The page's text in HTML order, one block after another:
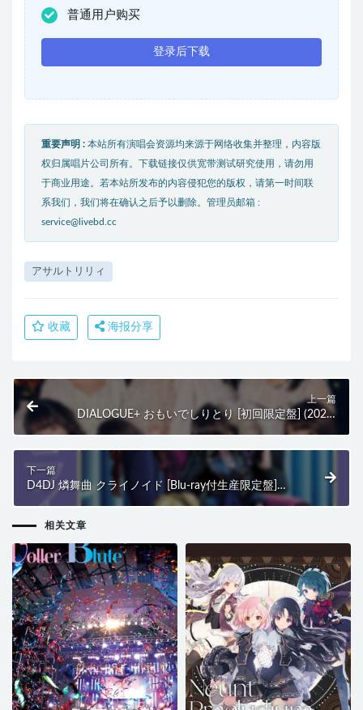
普通用户购买
登录后下载
重要声明 : 本站所有演唱会资源均来源于网络收集并整理，内容版
权归属唱片公司所有。下载链接仅供宽带测试研究使用，请勿用
于商业用途。若本站所发布的内容侵犯您的版权，请第一时间联
系我们，我们将在确认之后予以删除。管理员邮箱 :
service@livebd.cc
アサルトリリィ
收藏 海报分享
上一篇
DIALOGUE+ おもいでしりとり [初回限定盤] (2021)
BD蓝光原盘 16.3G
下一篇
D4DJ 燐舞曲 クライノイド [Blu-ray付生産限定盤]
(2021) BD蓝光原盘 16.1G
相关文章